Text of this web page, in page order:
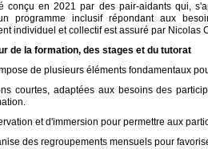
conçu en 2021 par des pair-aidants qui,
programme inclusif répondant aux
individuel et collectif est assuré par Nicolas
de la formation, des stages et du tutorat
de plusieurs éléments fondamentaux
courtes, adaptées aux besoins des
et d'immersion pour permettre aux
des regroupements mensuels pour